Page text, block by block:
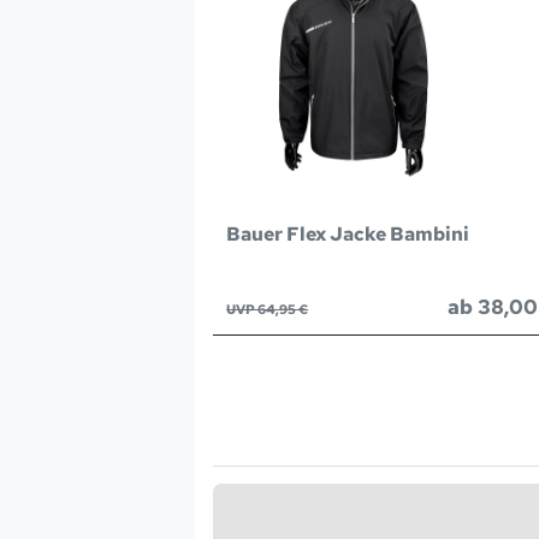
Bauer Flex Jacke Bambini
UVP 64,95 € ab